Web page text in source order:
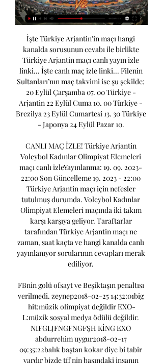
İşte Türkiye Arjantin'in maçı hangi kanalda sorusunun cevabı ile birlikte Türkiye Arjantin maçı canlı yayın izle linki... İşte canlı maç izle linki... Filenin Sultanları’nın maç takvimi ise şu şekilde; 20 Eylül Çarşamba 07. 00 Türkiye - Arjantin 22 Eylül Cuma 10. 00 Türkiye - Brezilya 23 Eylül Cumartesi 13. 30 Türkiye - Japonya 24 Eylül Pazar 10. 

CANLI MAÇ İZLE! Türkiye Arjantin Voleybol Kadınlar Olimpiyat Elemeleri maçı canlı izleYayınlanma: 19. 09. 2023- 22:00 Son Güncelleme 19. 2023 - 22:00 Türkiye Arjantin maçı için nefesler tutulmuş durumda. Voleybol Kadınlar Olimpiyat Elemeleri maçında iki takım karşı karşıya geliyor. Taraftarlar tarafından Türkiye Arjantin maçı ne zaman, saat kaçta ve hangi kanalda canlı yayınlanıyor sorularının cevapları merak ediliyor. 

FBnin golü ofsayt ve Beşiktaşın penaltısı verilmedi. zeynep2018-02-25 14:32:01big hit:müzik olimpiyat değildir EXO-L:müzik sosyal medya ödülü değildir. NIFGLJFNGFNGFŞH KİNG EXO abdurrehim uygur2018-02-17 09:35:22balık baştan kokar diye bi tabir vardır bizde tff nin başındaki insanın kalitesi futbolumuzun nişanıdır herkesin yaptığı yanına kaldıkça böyle rezil hakemleri daha çok izleriz dadd2018-02-12 19:15:34türk yokk havin2018-02-09 15:57:17exo da gelicek katılıcak pyongchanga 24 yada 26 şubataaaaaaaaa exo exo exo exo ilhan 2018-02-03 21:55:49aykut kocamanla olmaz ben bile bu takımı iyi oynatırım koca fenerbahçe in düştüğü hale bak gücün var kuvetin var bir temizlik şart baştan başkandan başlayarak kaleci birkaç futbolcu bu takımı yılmaz vural olsaydı takım şuan 9 puan öndeydi hitler adolf 2017-12-23 22:23:46heil hitler heil hitler yasasin hitler, EFEM. 

Endonezya - Arjantin CANLI İZLE (19. 06. 2023 Hazırlık Maçı)Hazırlık maçında Endonezya ile Nikaragua karşı karşıya geliyor. Karşılaşmayı CANLI takip edebilirsiniz. Ülkeler hazırlık maçları ile milli takım maçlarına hazırlıklarını sürdürüyor. Hazırlık maçında Endonezya ile Nikaragua karşı karşıya geliyor. Bugünkü maçlardan biri de Endonezya ile Nikaragua arasındaki mücadele olacak. 19 Haziran 2023 Pazartesi günü ve saat TSİ 15:30 olarak açıklandı. Eğer Türkiye dışındaysanız, bulunduğunuz ülkenin yerel saatine göre maç saatini araştırınız. 

Kıvırmayı bile beceremiyorsun. Bu proğramını izlersen vücut dilinde sende utanırsın umarım. Ya gördüğünü yorumlamak bu kadar zor mu? SÜLEYMAN BİNİCİ2019-09-24 03:19:40Bence varda bulunan hakemlerin yanında takımların en az 1 er yetkilisi olmalı ve VALEYBOLDAKİ gibi her devrede belirli itiraz hakkı verilmeli doğru itirazlarda hakkı devam etmeli haksız itirazlarında itiraz hakkı eksilmeli HARUN2019-09-10 15:34:2830 SANİYELİK REKLAMMI OLUR İNTERNETTE BEKLEMEKTEN Bİ SİNİR OLUYUR İNSAN ATLAMASIDA YOK ÖZELLİKLE TRT CANSIKICI ilhami özelci2019-09-04 22:06:33sayın dizdar uğraşma levent özçelik te seni anlayacak ne zeka ne bilgi sahibi. 

ahmet2021-07-24 15:14:22gereksiz yorum yapanlara selam KIVANÇ2021-06-11 16:08:21RE RE RE RA RA RA GALATASARAY GALATASARAY CİM BOM BOM! SAMSUNSPOR SEVDASI2021-05-18 19:04:08ÖLÜMÜNE KADAR SAMSUNSPOR #PESETMEYİBİLMEYİZ Tamer YİĞİT2021-05-18 15:25:20Aziz Başkan aday olabilirmi.? ethem gün tamuman2021-04-08 21:19:33fenerbahçe hemen şampiyon havasına girdi SERGİO2020-11-07 21:17:54aynen katılıyorum #kayıp Kayıp 2020-10-07 21:43:46Trt sporun kendi yayınına giremeyip buraya gelmek ahmet parlak2020-07-05 22:25:03muhteşem bir sunuşun var be trt spor muhabirleri Ali Kemal2020-02-01 22:25:18FB en ideal kadrosu bu kadro, yorulanın yerine alabileceğin ve aynı performansı gösterebilecek oyuncusu yok, ara transferde yeri göğü inleten FB aldığı oyuncuya lisans çıkarmasına rağmen neden oynatmadı, ayrıca FB nin lig in başından beri en büyük handikapı Defans yerleşiminde olduğu gün gibi ortadayken hala Sn Ersun YANAL ın çözüm üretememeside başka bir handikap, ben olsam Falette ile başlar Ozan I sağbek, İsla yı sol bek başlatır Jailson Gustavo ikilisi ile çıkardım orhan kara2019-12-22 01:18:45Bünyamin Gezer, yaptığın yorumlar tam anlamıyla hakemliğini yansıtıyor. 

Peki Endonezya - Arjantin hangi kanalda canlı izlenecek? Sporseverler ve futbol seyircisi Endonezya ile Nikaragua arasında oynanacak bu maçı şifreli ve şifresiz yayınlayacak kanalları araştırıyor. Endonezya Nikaragua maç yayın bilgilerini sizler için hazırladık. Maçı canlı izlemek isteyen futbolseverler, bu zorlu karşılaşmanın hangi kanaldan şifresiz yayınla izlenebileceğini merak ediyor. Sporseverler, Endonezya ile Nikaragua arasında oynanacak karşılaşmayı yayınlayacak TV kanallarını ve şifresiz yayın sitelerini araştırıyor. Endonezya Arjantinnı canlı izlemek isteyen sporseverler internet üzerinden şu aramaları yapıyor: Endonezya Arjantin izle, Endonezya Arjantin canlı izle, Endonezya Nikaragua canlı izle, Endonezya Arjantin izle, Endonezya Nikaragua canlı yayın, Endonezya Nikaragua canlı periscope, Endonezya Nikaragua kaçak izle, Endonezya Arjantinnı canlı yayın, Endonezya Arjantinnı şifresiz izle. 

Yazıklar olsun türkiyede futbolu yönetenlere.. BÜYÜKSÜN BEŞİKTAŞIM osman 2018-04-24 16:10:23erhan seven nasil bir goz varmis sende bee.. harun2018-04-23 02:05:07ilk maç 2. 2 siz osanız böyle avantajlı bir durumdayken ve rakip 10 kişi iken böyle birşey yaparmısınız bence oradaki şahıslar beşiktaşlı taraftarlardı bunu kasıtlı yaptılar çünkü başka türlü beşiktaş tur atlayamazdı yusuf ATALAY2018-04-20 14:49:35Volkan kılıç sen nasıl yorumcusun futbol bilgin ne senin seni tv kanallarında görmek istemiyorum. 

TÜRKİYE ARJANTİN MAÇI CANLI İZLE 11 saat önce — TÜRKİYE - ARJANTİN VOLEYBOL MAÇI NE ZAMAN, SAAT KAÇTA, HANGİ KANALDA? Türkiye - Arjantin 20 Eylül Çarşamba günü saat 07:00'de oynanacak.

Mekanın cennet olsun mustafa karaağaç2017-11-06 10:44:28fenerbahçenin aykutu getirmesi başta yanlış adam valbuenayı her maç iyi giden maçta 68 de oyundan alıp hata yapıyor oyunuda okuyamıyor birde forvette gelme ayıp 1 atıp yaslanan bir takım yöneticiler körmü kardeşim yazıklar olsun yucel 2017-11-01 14:05:07admin bein sports haber kanalını nezaman ekleyeceksiniz sitenize. m süreyya soysal2017-10-30 21:45:32sn. 

İtalya 2 golde kalıyor, Brezilya 3 oldu falan vs vs. Oysaki turnuva kuralı kendi aralarındaki maçlara değil tüm maçlara bakmak şeklinde. Daha da ileri gidip, ekrana gelen puan sıralamasına da tabiiii bu sıralama böyle olmayacak dedi. Koskoca TRTye bu kadar bilgisiz, yaptığı işe alakasız ve maçı izleyenlere devamlı yanlış bilgi veren bir spikeri yakıştıramadım doğrusu. Biraz saygı lütfen. İSTİKLAL MARŞI2019-06-14 18:46:10İSTİKLAL MARŞI eshap2019-06-13 14:26:03transfer günlüğü alp hocam ve veli abi çok güzel yapıyorlar aykut camcı2019-05-12 01:00:06Teknik analiz programındaki amca herhalde dalga geçiyor olmalı el ile mudahaleye "reflekstir o" demek nasıl bir futbol bilgisi oluyor acaba ahmet2019-03-30 11:52:34ismail hocamı dinlemek çok keyifliydi teşekkür ediyorum hepinize ilerde fenerbahçenin başında tekrardan görmek isteriz iyi yayınlar mehmet gürbüz2019-03-21 14:16:13Biz Axa'yız Bir Başkayız MKY2019-03-13 08:18:19Bein Sports Haber daha iyi BAKİ 2019-02-26 02:54:44BJK NİN BİRİNCİ GOLÜNDEN ÖNCE FAUL VARMI SİZCE HAYIRLI GECELER elif sarıpınar2019-02-25 19:32:51öncelikle iyi akşamlar dilerim umarım bjk yener Zafer ÜNALDI2019-01-24 20:45:35İyi yayınlar dilerim Denizliden saygılarımı sunarım Denizlispor Adana Demir maçı nasıl degerlendiriyosunuz? Denizlispor'un şampiyonluk yüzdesi sizce kaç iyi akşamlar:) musa2019-01-21 22:46:26fenerbahce demek turk sporunun dınamıgıdır ancak bılınclı sekılde fener dusmsnlıgı yaratılmaktadır buda turk sporuna kar degıl zarar vermektedır cokta sevınmeyın fenerın forması 45 puan eder C. 

Fransa arjantin canlı 2 gün önce — Kuveyt türk umre. Fransa - Arjantin maçını canlı izlemek isteyen futbolseverler TRT 1 'den bu maçı izleyebilirler. Canlı maç yayını, canlı ...

00 Türkiye - Belçika TÜRKİYE ARJANTİN MAÇI Türkiye Arjantin mücadelesi saat 07. 00'de TRT Spor platformundan canlı olarak futbolseverlerle buluşuyor. Türkiye Arjantin maçını canlı seyretmek için aşağıdaki linke tıklayabilirsiniz... TÜRKİYE ARJANTİN MAÇI CANLI İZLE NOT: S Sport, Bein Sports gibi çeşitli platformlar üzerinden yayınlanan spor müsabakalarını izleyebilmek için bu yayıncı kuruluşlara üye olmanız gerekebilmektedir. 

Türkiye - Arjantin voleybol maçı hangi kanalda, ne zaman, 18 saat önce — Son Dakika Voleybol Haberleri - 2024 Paris Olimpiyat Oyunları kapsamında A Milli Kadın Voleybol Takımı B Grubu dördüncü maçında Arjantin ...

fb. hükmem malup olur diyorsun seni kim konuşturuyor çıkıp orda sallıyorsun. Algı operasyonunamı katılıyorsun adam ol yorumcuysan adam gibi konuş ibrahim2018-04-20 00:43:57ben bir beşiktalı olarak yazıyorum ne zaman fener vs bjk maçı olsa fenerliler hep böyle olaylar yapıyor 10 kişiyiz ama fenerliler beşiktaşlıları çekemiyor adam desek ama adamlık kelimesi bile onlardan uzun... aziz2018-04-19 23:41:57buşenol güneş tırapzonda yapamadiyini beşiktaşta yapmaya çalişiyor yardimcisinin seyirciyi kışkirtiyıni görmeyormu veya yardimci antürörüne seyirciyi kışkıtma talimatimi verdi biz fb liler beşiktaşlilar kardeş takimdik ama şenol güneş beşiktaşin hocasi olali bu olaylar başladi pirap okan2018-04-19 23:28:16bi yerden başlamak lazımmış. 

sezon kampından beri takomın başında am bir tane organize atak yok ya hiç bir maçta İSTİKLAL MARŞI2019-07-29 18:38:44İSTİKLAL MARŞI İSTİKLAL MARŞI2019-07-23 03:47:27İSTİKLAL MARŞI CENGİZ2019-07-18 22:10:08ferudun niğdelioğlu şerefin kaç paralık satılık. FERID2019-07-18 19:40:05iyi necmettin2019-07-08 15:54:29Cem Dizdar doğru söylüyorsun; Bu topçulara bu paralar verilmez. Hatta aptalca bir topun peşinden 20 kişiyle koşmak da neyin nesi! Kapatın kulüpleri gitsin... 

ADANA2017-12-19 11:32:42DÜN DİRAR SAÇ BAŞ YOLDURDU adnan2017-12-02 21:33:06mustafa denizliden basak yorumcu kalmadı bu nedir yaa mehmet özdemir2017-11-20 13:55:50yurtdışından futbolcu çağırmak yerini içerideki futbolcuları bir arada oynatarak daha başarlı olur Milli takımımız. yutdışıdakilerle uyum promlemi yaşıyor yurt içindeki futbolcular. yurtdışından ithal futbolculara trilyon harcanırken kendi ö